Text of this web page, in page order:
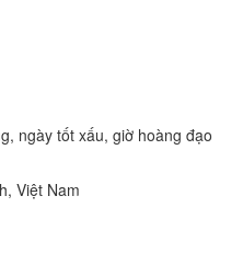
ngày tốt xấu, giờ hoàng đạo
, Việt Nam